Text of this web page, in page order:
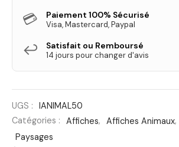
💳 Paiement 100% Sécurisé
Visa, Mastercard, Paypal
↩️ Satisfait ou Remboursé
14 jours pour changer d'avis
UGS :
IANIMAL50
Catégories :
Affiches, Affiches Animaux,
Paysages